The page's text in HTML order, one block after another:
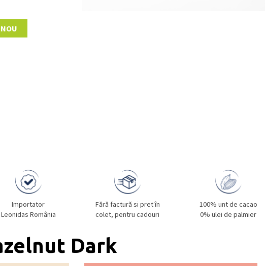
NOU
Importator
Leonidas România
Fără factură si pret în
colet, pentru cadouri
100% unt de cacao
0% ulei de palmier
Dark